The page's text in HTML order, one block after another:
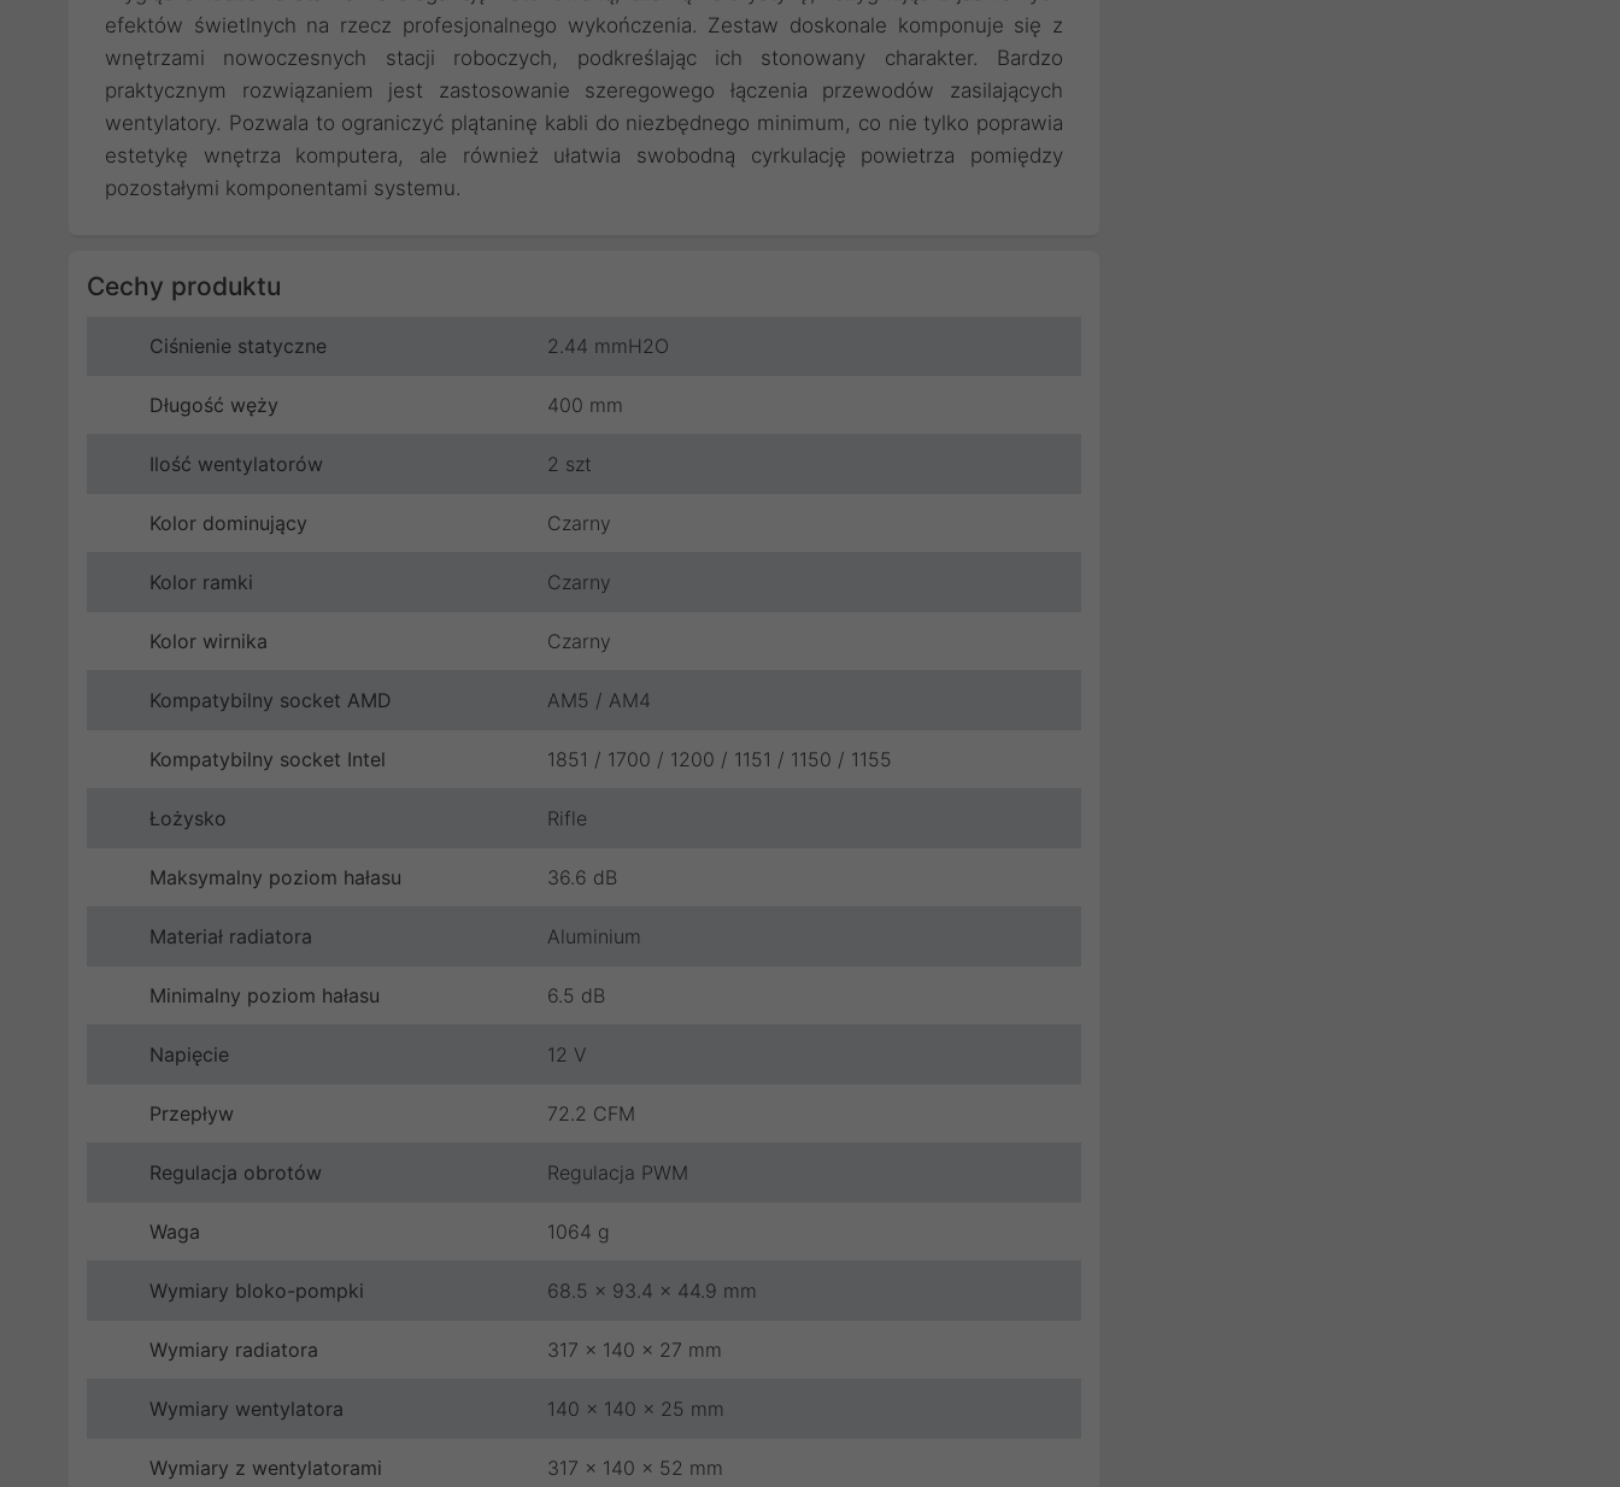
efektów świetlnych na rzecz profesjonalnego wykończenia. Zestaw doskonale komponuje się z
wnętrzami nowoczesnych stacji roboczych, podkreślając ich stonowany charakter. Bardzo
praktycznym rozwiązaniem jest zastosowanie szeregowego łączenia przewodów zasilających
wentylatory. Pozwala to ograniczyć plątaninę kabli do niezbędnego minimum, co nie tylko poprawia
estetykę wnętrza komputera, ale również ułatwia swobodną cyrkulację powietrza pomiędzy
pozostałymi komponentami systemu.
Cechy produktu
Ciśnienie statyczne 2.44 mmH2O
Długość węży 400 mm
Ilość wentylatorów 2 szt
Kolor dominujący Czarny
Kolor ramki Czarny
Kolor wirnika Czarny
Kompatybilny socket AMD AM5 / AM4
Kompatybilny socket Intel 1851 / 1700 / 1200 / 1151 / 1150 / 1155
Łożysko Rifle
Maksymalny poziom hałasu 36.6 dB
Materiał radiatora Aluminium
Minimalny poziom hałasu 6.5 dB
Napięcie 12 V
Przepływ 72.2 CFM
Regulacja obrotów Regulacja PWM
Waga 1064 g
Wymiary bloko-pompki 68.5 x 93.4 x 44.9 mm
Wymiary radiatora 317 x 140 x 27 mm
Wymiary wentylatora 140 x 140 x 25 mm
Wymiary z wentylatorami 317 x 140 x 52 mm